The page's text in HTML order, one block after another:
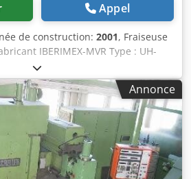
Appel
de construction: 2001, Fraiseuse
IBERIMEX-MVR Type : UH-
: 2001 Cedpfx Ajd Eranedtsrf
: Heidenhain TNC124
mm, Y 500 mm, Z 460 mm Table
800 mm Prise de broche : ISO 50
carter de protection complet. Pour
fiche technique de la machine.
Annonce